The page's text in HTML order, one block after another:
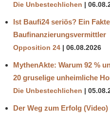
Die Unbestechlichen
Ist Baufi24 seriös? Ein
Baufinanzierungsvermittler
Opposition 24 06.08.2026
MythenAkte: Warum 92 %
20 gruselige unheimliche
Die Unbestechlichen
Der Weg zum Erfolg (Video)